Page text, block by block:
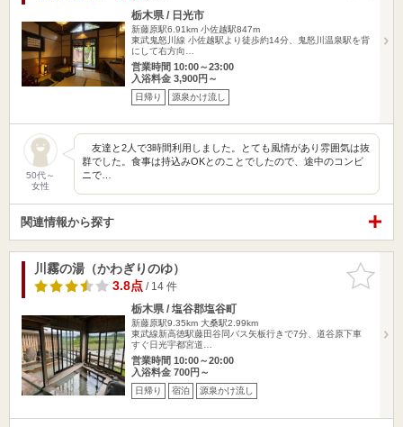
栃木県 / 日光市
新藤原駅6.91km 小佐越駅847m
東武鬼怒川線 小佐越駅より徒歩約14分、鬼怒川温泉駅を背
にして右方向…
営業時間 10:00～23:00
入浴料金 3,900円～
日帰り 源泉かけ流し
50代～
女性
友達と2人で3時間利用しました。とても風情があり雰囲気は抜
群でした。食事は持込みOKとのことでしたので、途中のコンビ
ニで…
関連情報から探す
お気に入
りに追加
川霧の湯（かわぎりのゆ）
3.8点/ 14 件
栃木県 / 塩谷郡塩谷町
新藤原駅9.35km 大桑駅2.99km
東武線新高徳駅藤田谷同バス矢板行きで7分、道谷原下車
すぐ日光宇都宮道…
営業時間 10:00～20:00
入浴料金 700円～
日帰り 宿泊 源泉かけ流し